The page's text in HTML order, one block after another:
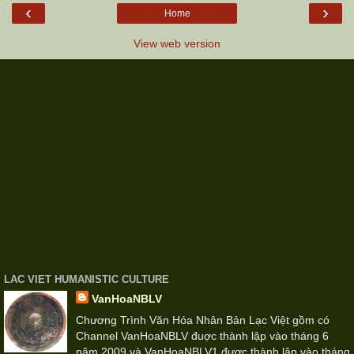
‹ ›
Home
View web version
LAC VIET HUMANISTIC CULTURE
VanHoaNBLV
Chương Trình Văn Hóa Nhân Bản Lạc Việt gồm có
Channel VanHoaNBLV đuợc thành lập vào tháng 6